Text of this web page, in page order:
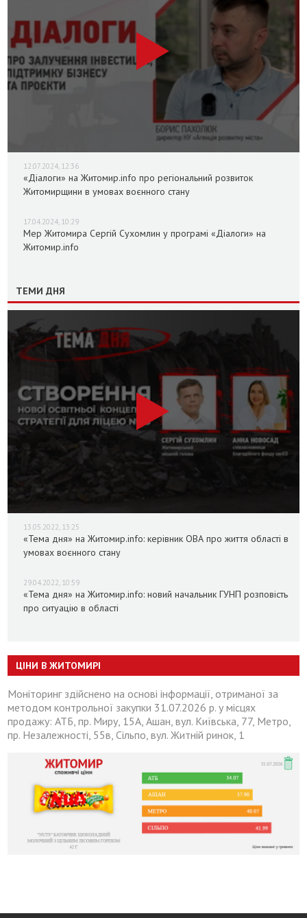
12.07.2024, 12:36
«Діалоги» на Житомир.info про регіональний розвиток
Житомирщини в умовах воєнного стану
17.04.2024, 10:29
Мер Житомира Сергій Сухомлин у програмі «Діалоги» на
Житомир.info
ТЕМИ ДНЯ
13.05.2022, 13:25
«Тема дня» на Житомир.info: керівник ОВА про життя області в
умовах воєнного стану
29.04.2022, 10:59
«Тема дня» на Житомир.info: новий начальник ГУНП розповість
про ситуацію в області
ЦІНИ В ЖИТОМИРІ
Моніторинг здійснено на основі інформації, отриманої за
методом контрольної закупки 31.07.2026 р. у місцях
продажу: АТБ, пр. Миру, 15А, Ашан, вул. Київська, 77, Метро,
пр. Незалежності, 55в, Сільпо, вул. Житній ринок, 1